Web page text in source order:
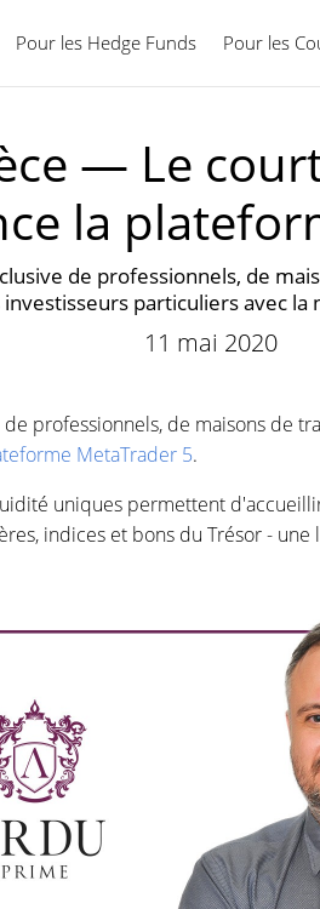
Pour les Hedge Funds Pour les
— Le
la
de professionnels, de
particuliers avec
11 mai 2020
professionnels, de maisons de
MetaTrader 5.
uniques permettent
indices et bons du Trésor -